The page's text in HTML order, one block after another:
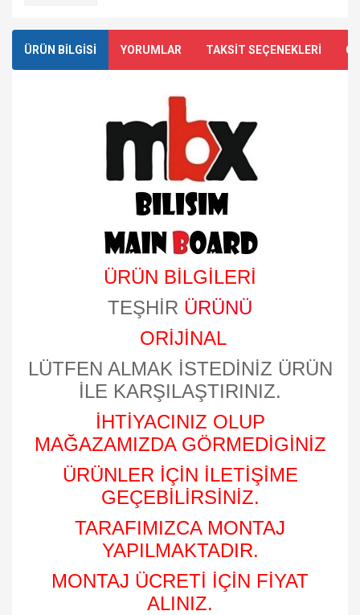
ÜRÜN BİLGİSİ YORUMLAR TAKSİT SEÇENEKLERİ
ÜRÜN BİLGİLERİ
TEŞHİR ÜRÜNÜ
ORİJİNAL
LÜTFEN ALMAK İSTEDİNİZ ÜRÜN
İLE KARŞILAŞTIRINIZ.
İHTİYACINIZ OLUP
MAĞAZAMIZDA GÖRMEDİGİNİZ
ÜRÜNLER İÇİN İLETİŞİME
GEÇEBİLİRSİNİZ.
TARAFIMIZCA MONTAJ
YAPILMAKTADIR.
MONTAJ ÜCRETİ İÇİN FİYAT
ALINIZ.